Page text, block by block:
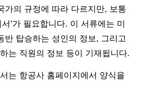
가의 규정에 따라 다르지만, 보통
’가 필요합니다. 이 서류에는 미
반 탑승하는 성인의 정보, 그리고
는 직원의 정보 등이 기재됩니다.
는 항공사 홈페이지에서 양식을